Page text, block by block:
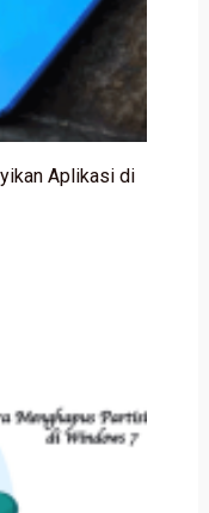
Aplikasi di